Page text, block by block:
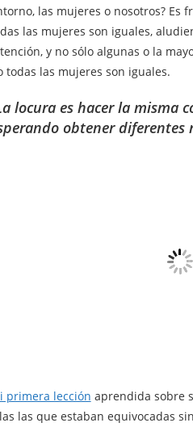
las mujeres o nosotros? Es
las mujeres son iguales,
y no sólo algunas o la
todas las mujeres son iguales.
locura es hacer la misma
obtener diferentes
primera lección aprendida sobre
las que estaban equivocadas